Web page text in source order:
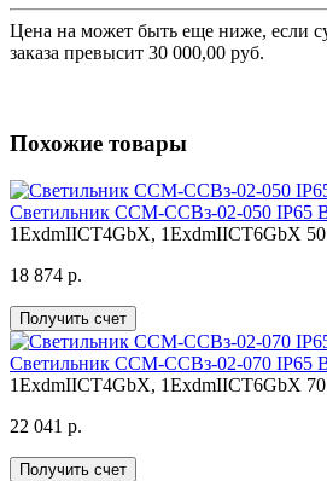
Цена на может быть еще ниже, если
заказа превысит 30 000,00 руб.
Похожие товары
Светильник ССМ-ССВз-02-050 IP65
1ExdmIICT4GbX, 1ExdmIICT6GbX
18 874 р.
Получить счет
Светильник ССМ-ССВз-02-070 IP65
1ExdmIICT4GbX, 1ExdmIICT6GbX
22 041 р.
Получить счет